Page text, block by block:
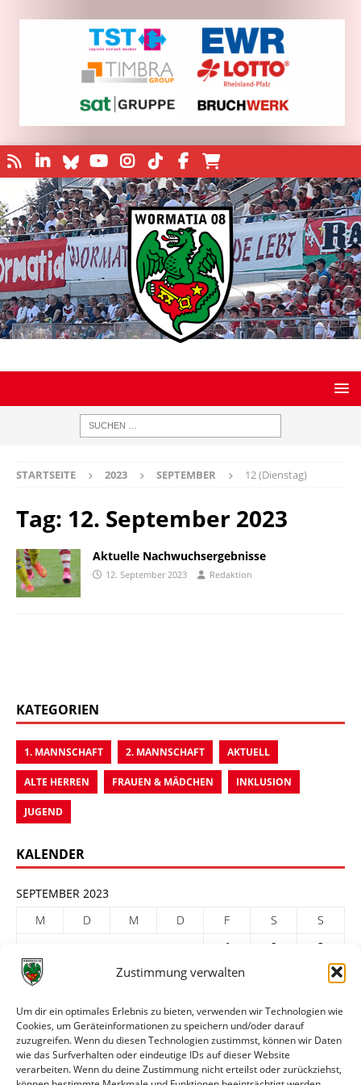
Zustimmung verwalten
Um dir ein optimales Erlebnis zu bieten, verwenden wir Technologien wie
Cookies, um Geräteinformationen zu speichern und/oder darauf
zuzugreifen. Wenn du diesen Technologien zustimmst, können wir Daten
wie das Surfverhalten oder eindeutige IDs auf dieser Website
verarbeiten. Wenn du deine Zustimmung nicht erteilst oder zurückziehst,
STARTSEITE 2023 SEPTEMBER 12 (Dienstag)
Tag: 12. September 2023
Aktuelle Nachwuchsergebnisse
12. September 2023 Redaktion
KATEGORIEN
1. MANNSCHAFT 2. MANNSCHAFT AKTUELL
ALTE HERREN FRAUEN & MÄDCHEN INKLUSION
JUGEND
KALENDER
SEPTEMBER 2023
M
D M D F S
S
1
2
3
4
6 7 8
18
19 20 21 22 23
25
26 27 28 29
30
« Aug.
Okt. »